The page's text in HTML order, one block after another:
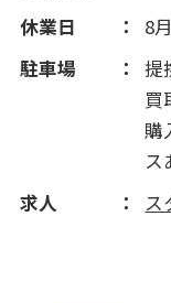
休業日
8
駐車場
提
買
購
ス
求人
ス